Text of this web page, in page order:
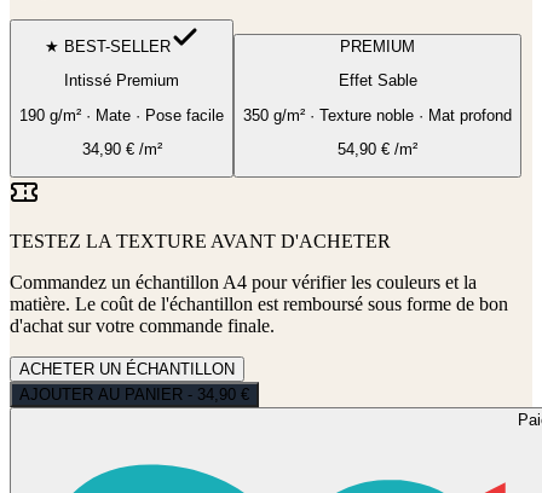
★ BEST-SELLER
Intissé Premium
190 g/m² · Mate · Pose facile
34,90€/m²
PREMIUM
Effet Sable
350 g/m² · Texture noble · Mat profond
54,90 € /m²
TESTEZ LA TEXTURE AVANT D'ACHETER
Commandez un échantillon A4 pour vérifier les couleurs et la
matière. Le coût de l'échantillon est remboursé sous forme de bon
d'achat sur votre commande finale.
ACHETER UN ÉCHANTILLON
AJOUTER AU PANIER - 34,90 €